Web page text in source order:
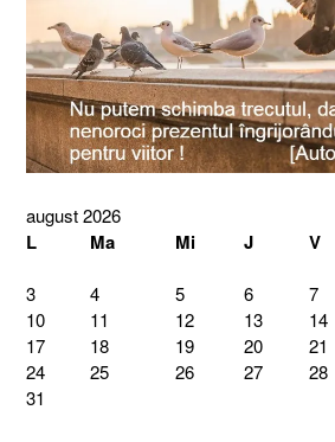
august 2026
L Ma Mi J V
3
4 5 6 7
10
11 12 13 14
17
18 19 20 21
24
25 26 27 28
31